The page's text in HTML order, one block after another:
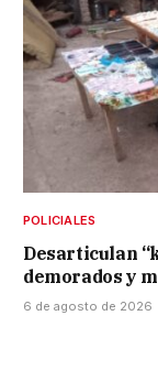
POLICIALES
Desarticulan
demorados y
6 de agosto de 2026